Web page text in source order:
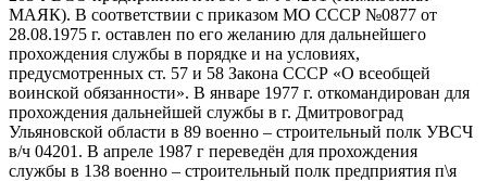
МАЯК). В соответствии с приказом МО СССР №0877 от
28.08.1975 г. оставлен по его желанию для дальнейшего
прохождения службы в порядке и на условиях,
предусмотренных ст. 57 и 58 Закона СССР «О всеобщей
воинской обязанности». В январе 1977 г. откомандирован для
прохождения дальнейшей службы в г. Дмитровоград
Ульяновской области в 89 военно – строительный полк УВСЧ
в/ч 04201. В апреле 1987 г переведён для прохождения
службы в 138 военно – строительный полк предприятия п\я